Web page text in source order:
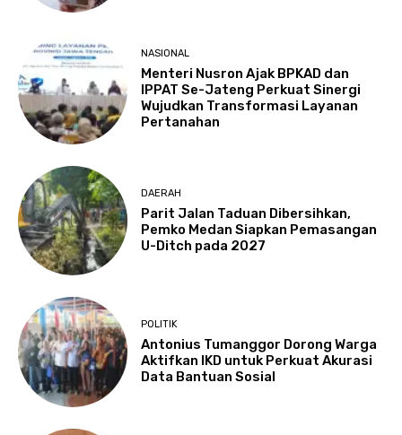
NASIONAL
Menteri Nusron Ajak BPKAD dan
IPPAT Se-Jateng Perkuat Sinergi
Wujudkan Transformasi Layanan
Pertanahan
DAERAH
Parit Jalan Taduan Dibersihkan,
Pemko Medan Siapkan Pemasangan
U-Ditch pada 2027
POLITIK
Antonius Tumanggor Dorong Warga
Aktifkan IKD untuk Perkuat Akurasi
Data Bantuan Sosial